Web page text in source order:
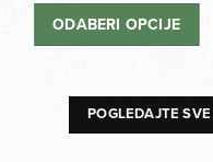
ODABERI OPCIJE
POGLEDAJTE